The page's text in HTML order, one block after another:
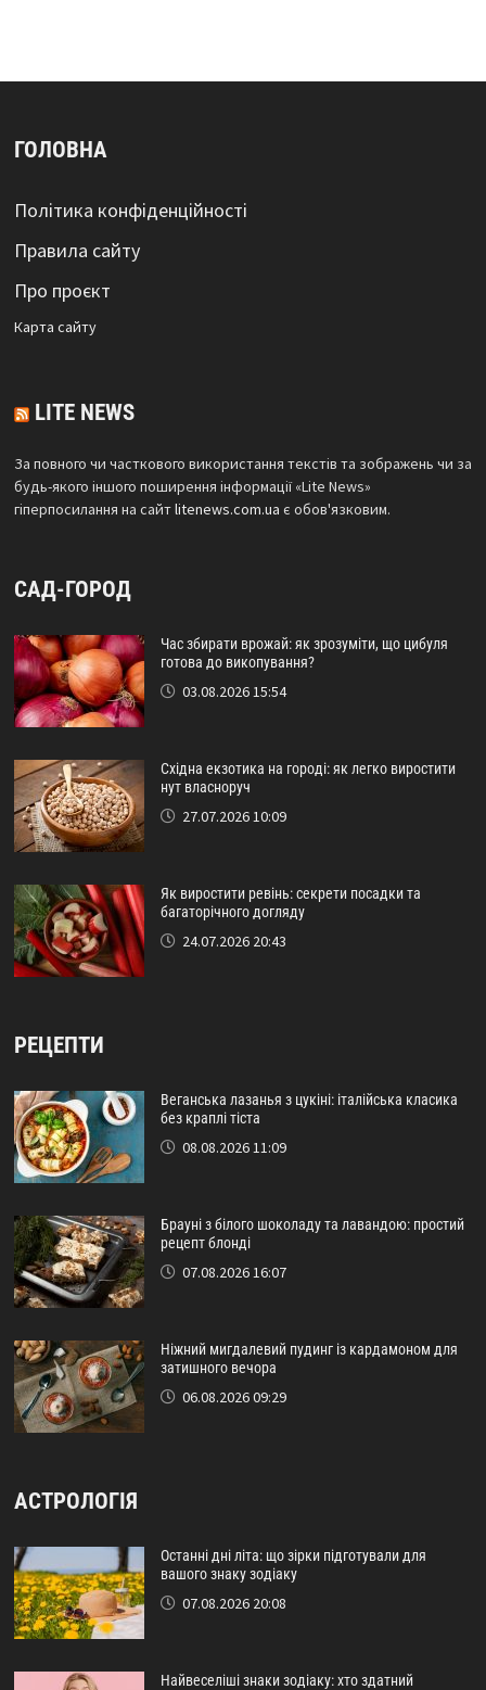
ГОЛОВНА
Політика конфіденційності
Правила сайту
Про проєкт
Карта сайтy
LITE NEWS
За повного чи часткового використання текстів та зображень чи за
будь-якого іншого поширення інформації «Lite News»
гіперпосилання на сайтlitenews.com.ua є обов'язковим.
САД-ГОРОД
Час збирати врожай: як зрозуміти, що цибуля
готова до викопування?
03.08.2026 15:54
Східна екзотика на городі: як легко виростити
нут власноруч
27.07.2026 10:09
Як виростити ревінь: секрети посадки та
багаторічного догляду
24.07.2026 20:43
РЕЦЕПТИ
Веганська лазанья з цукіні: італійська класика
без краплі тіста
08.08.2026 11:09
Брауні з білого шоколаду та лавандою: простий
рецепт блонді
07.08.2026 16:07
Ніжний мигдалевий пудинг із кардамоном для
затишного вечора
06.08.2026 09:29
АСТРОЛОГІЯ
Останні дні літа: що зірки підготували для
вашого знаку зодіаку
07.08.2026 20:08
Найвеселіші знаки зодіаку: хто здатний